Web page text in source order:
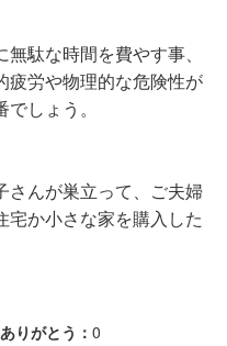
駄な時間を費やす事、
疲労や物理的な危険性が
しょう。
さんが巣立って、ご夫婦
宅か小さな家を購入した
ありがとう： 0